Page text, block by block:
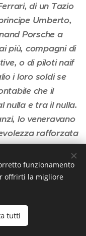
di un Tazio
Umberto,
Porsche a
più, compagni di
o di piloti naif
i loro soldi se
che il
nulla e tra il nulla.
lo veneravano
rafforzata
a lungo: ne
Lancia o i
dello
di titolarità
era già storia
pieno. Ma non
funzionamento
offrirti la migliore
tutti